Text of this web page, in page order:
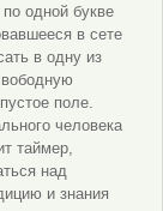
одной букве
в сете
в одну из
поле.
человека
таймер,
над
и знания